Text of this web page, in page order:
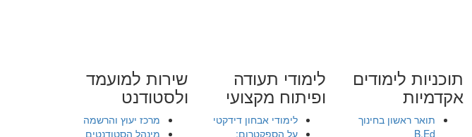
תוכניות לימודים
אקדמיות
תואר ראשון בחינוך
B.Ed
לימודי תעודה
ופיתוח מקצועי
לימודי אבחון דידקטי
על הספקטרום:
שירות למועמד
ולסטודנט
מרכז יעוץ והרשמה
מינהל הסטודנטים